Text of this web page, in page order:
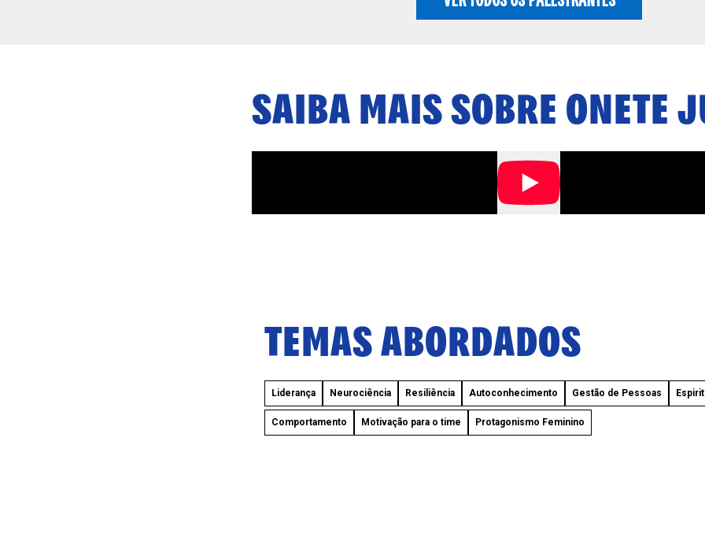
SAIBA MAIS SOBREONETE
TEMAS ABORDADOS
Liderança Neurociência Resiliência Autoconhecimento Gestão de Pessoas
Comportamento Motivação para o time Protagonismo Feminino